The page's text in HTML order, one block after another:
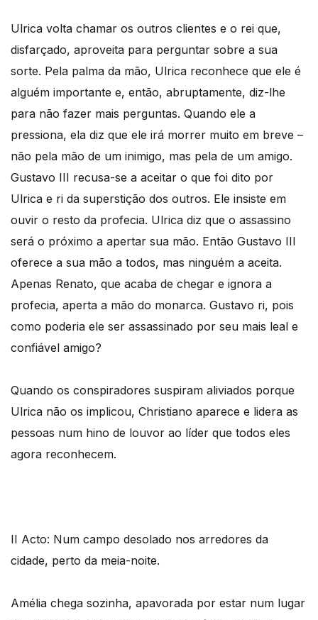
Ulrica volta chamar os outros clientes e o rei que,
disfarçado, aproveita para perguntar sobre a sua
sorte. Pela palma da mão, Ulrica reconhece que ele é
alguém importante e, então, abruptamente, diz-lhe
para não fazer mais perguntas. Quando ele a
pressiona, ela diz que ele irá morrer muito em breve –
não pela mão de um inimigo, mas pela de um amigo.
Gustavo III recusa-se a aceitar o que foi dito por
Ulrica e ri da superstição dos outros. Ele insiste em
ouvir o resto da profecia. Ulrica diz que o assassino
será o próximo a apertar sua mão. Então Gustavo III
oferece a sua mão a todos, mas ninguém a aceita.
Apenas Renato, que acaba de chegar e ignora a
profecia, aperta a mão do monarca. Gustavo ri, pois
como poderia ele ser assassinado por seu mais leal e
confiável amigo?
Quando os conspiradores suspiram aliviados porque
Ulrica não os implicou, Christiano aparece e lidera as
pessoas num hino de louvor ao líder que todos eles
agora reconhecem.
II Acto: Num campo desolado nos arredores da
cidade, perto da meia-noite.
Amélia chega sozinha, apavorada por estar num lugar